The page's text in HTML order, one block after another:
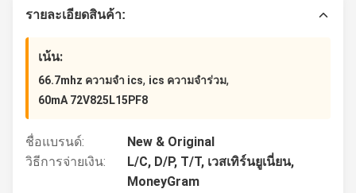
รายละเอียดสินค้า:
เน้น:
66.7mhz ความจํา ics, ics ความจําร่วม,
60mA 72V825L15PF8
ชื่อแบรนด์:
New & Original
วิธีการจ่ายเงิน:
L/C, D/P, T/T, เวสเทิร์นยูเนี่ยน,
MoneyGram